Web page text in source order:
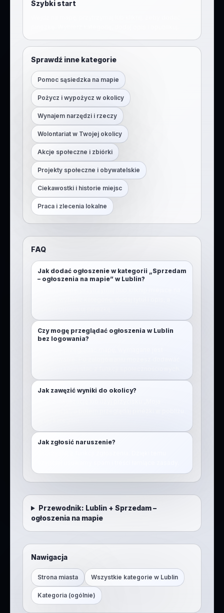
Szybki start
Sprawdź inne kategorie
Pomoc sąsiedzka na mapie
Pożycz i wypożycz w okolicy
Wynajem narzędzi i rzeczy
Wolontariat w Twojej okolicy
Akcje społeczne i zbiórki
Projekty społeczne i obywatelskie
Ciekawostki i historie miejsc
Praca i zlecenia lokalne
FAQ
Jak dodać ogłoszenie w kategorii „Sprzedam
– ogłoszenia na mapie” w Lublin?
Czy mogę przeglądać ogłoszenia w Lublin
bez logowania?
Jak zawęzić wyniki do okolicy?
Jak zgłosić naruszenie?
Przewodnik: Lublin+ Sprzedam –
ogłoszenia na mapie
Nawigacja
Strona miasta Wszystkie kategorie w Lublin
Kategoria (ogólnie)